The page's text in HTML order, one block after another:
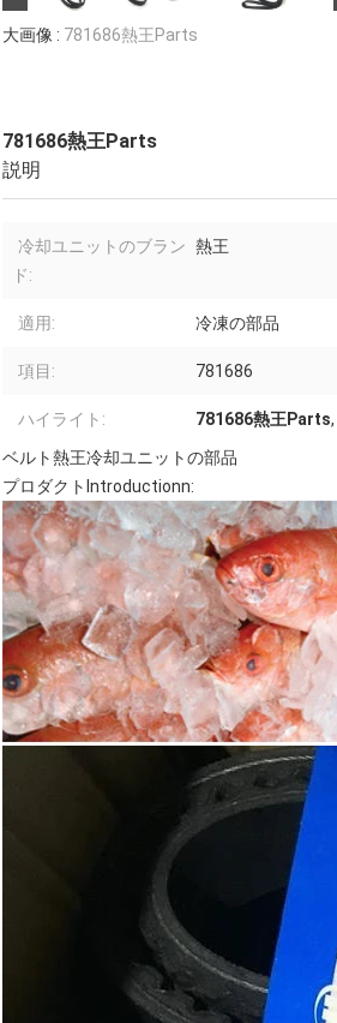
大画像 : 781686熱王Parts
781686熱王Parts
説明
冷却ユニットのブラン
ド:
熱王
適用: 冷凍の部品
項目: 781686
ハイライト: 781686熱王Parts,
ベルト熱王冷却ユニットの部品
プロダクトIntroductionn: